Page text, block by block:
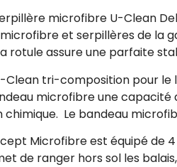
microfibre U-Clean
et serpillères de la
rotule assure une parfaite
Clean tri-composition pour
microfibre une
Le bandeau
Microfibre est équipé
de ranger hors sol les